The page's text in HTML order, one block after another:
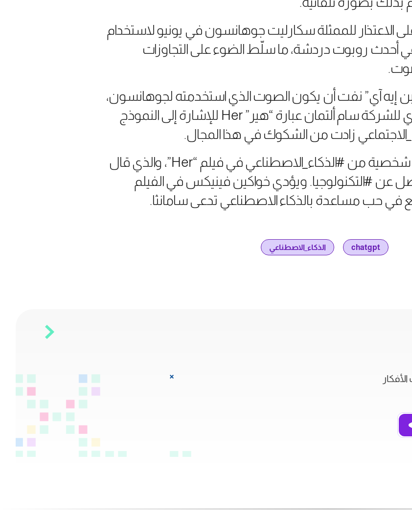
الاعتذار للممثلة سكارليت جوهانسون في يونيو لاستخدام
أحدث روبوت دردشة، ما سلّط الضوء على التجاوزات
إيه آي” نفت أن يكون الصوت الذي استخدمته لجوهانسون،
إلا أن استخدام الرئيس التنفيذي للشركة سام ألتمان عبارة “هير” Her للإشارة إلى النموذج
زادت من الشكوك في هذا المجال.
فقد أدت جوهانسون صوت شخصية من #الذكاء_الاصطناعي في فيلم “Her”، والذي قال
عن #التكنولوجيا. ويؤدي خواكين فينيكس في الفيلم
chatgpt الذكاء_الاصطناعي